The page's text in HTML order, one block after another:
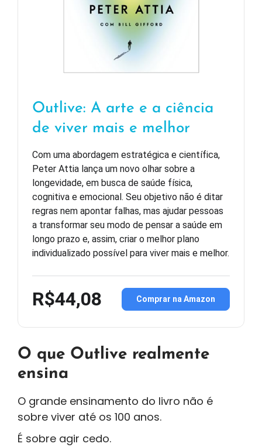
Outlive: A arte e a ciência
de viver mais e melhor
Com uma abordagem estratégica e científica,
Peter Attia lança um novo olhar sobre a
longevidade, em busca de saúde física,
cognitiva e emocional. Seu objetivo não é ditar
regras nem apontar falhas, mas ajudar pessoas
a transformar seu modo de pensar a saúde em
longo prazo e, assim, criar o melhor plano
individualizado possível para viver mais e melhor.
R$44,08 Comprar na Amazon
O que Outlive realmente
ensina
O grande ensinamento do livro não é
sobre viver até os 100 anos.
É sobre agir cedo.